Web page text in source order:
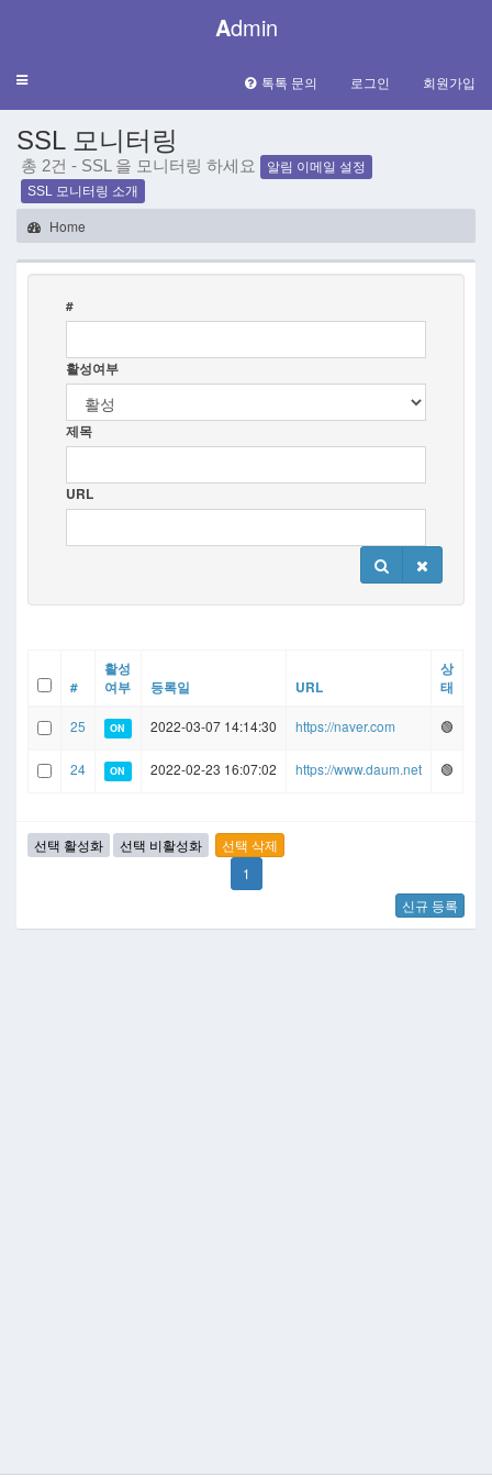
Admin
Toggle
톡톡 문의 로그인 회원가입
SSL 모니터링
총 2건 - SSL 을 모니터링 하세요
알림 이메일 설정
SSL 모니터링 소개
Home
#
활성여부
제목
URL
#
활성
여부
등록일 URL
상
태
25 ON 2022-03-07 14:14:30 https://naver.com 🟢
24 ON 2022-02-23 16:07:02 https://www.daum.net 🟢
1
신규 등록